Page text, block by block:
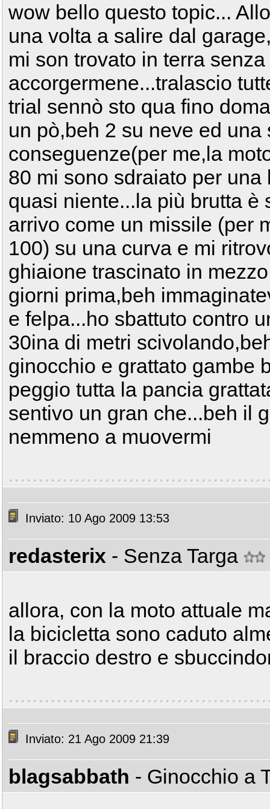
wow bello questo topic...
una volta a salire dal
mi son trovato in terra
accorgermene...tralascio
trial sennò sto qua fino
un pò,beh 2 su neve ed
conseguenze(per me,la
80 mi sono sdraiato per
quasi niente...la più brutta è
arrivo come un missile (per
100) su una curva e mi
ghiaione trascinato in
giorni prima,beh
e felpa...ho sbattuto contro
30ina di metri
ginocchio e grattato gambe
peggio tutta la pancia
sentivo un gran che...beh il
nemmeno a muovermi
Inviato: 10 Ago 2009 13:53
redasterix - Senza Targa
allora, con la moto attuale
la bicicletta sono caduto
il braccio destro e
Inviato: 21 Ago 2009 21:39
blagsabbath - Ginocchio a